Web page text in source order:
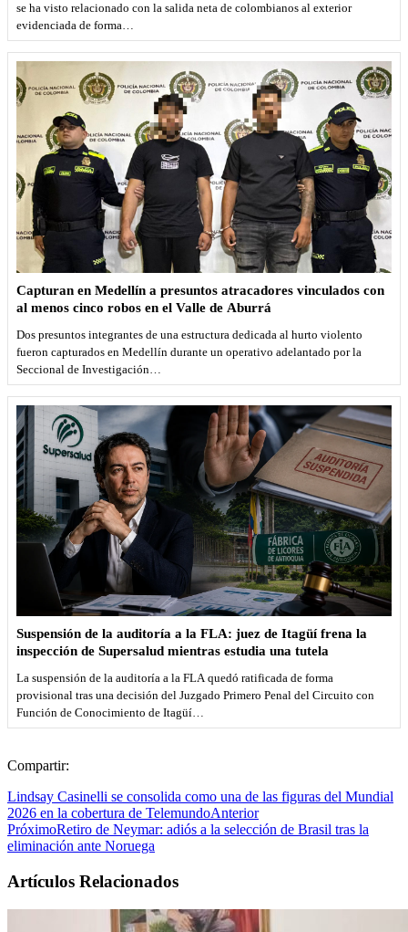
se ha visto relacionado con la salida neta de colombianos al exterior
evidenciada de forma…
Capturan en Medellín a presuntos atracadores vinculados con
al menos cinco robos en el Valle de Aburrá
Dos presuntos integrantes de una estructura dedicada al hurto violento
fueron capturados en Medellín durante un operativo adelantado por la
Seccional de Investigación…
Suspensión de la auditoría a la FLA: juez de Itagüí frena la
inspección de Supersalud mientras estudia una tutela
La suspensión de la auditoría a la FLA quedó ratificada de forma
provisional tras una decisión del Juzgado Primero Penal del Circuito con
Función de Conocimiento de Itagüí…
Compartir:
Lindsay Casinelli se consolida como una de las figuras del Mundial
2026 en la cobertura de TelemundoAnterior
PróximoRetiro de Neymar: adiós a la selección de Brasil tras la
eliminación ante Noruega
Artículos Relacionados